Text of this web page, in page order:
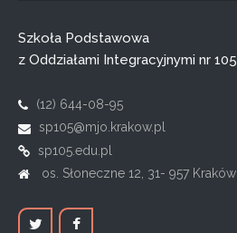
Szkoła Podstawowa
z Oddziałami Integracyjnymi nr 105
(12) 644-08-95
sp105@mjo.krakow.pl
sp105.edu.pl
os. Słoneczne 12, 31- 957 Kraków